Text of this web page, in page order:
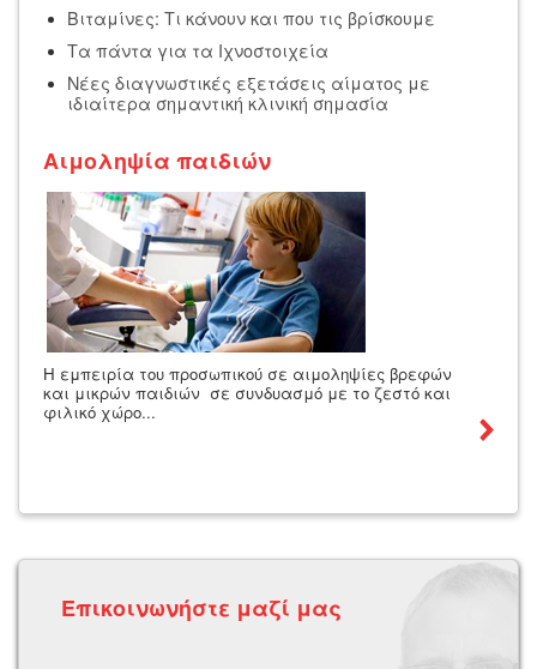
Βιταμίνες: Τι κάνουν και που τις βρίσκουμε
Τα πάντα για τα Ιχνοστοιχεία
Νέες διαγνωστικές εξετάσεις αίματος με
ιδιαίτερα σημαντική κλινική σημασία
Αιμοληψία παιδιών
Η εμπειρία του προσωπικού σε αιμοληψίες βρεφών
και μικρών παιδιών σε συνδυασμό με το ζεστό και
φιλικό χώρο...
Eπικοινωνήστε μαζί μας